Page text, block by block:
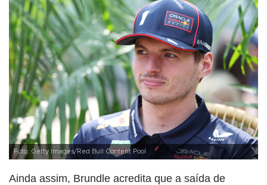
Foto: Getty Images/Red Bull Content Pool
Ainda assim, Brundle acredita que a saída de